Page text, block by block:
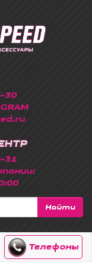
30
31
Найти
Телефоны